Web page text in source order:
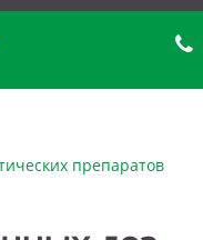
препаратов